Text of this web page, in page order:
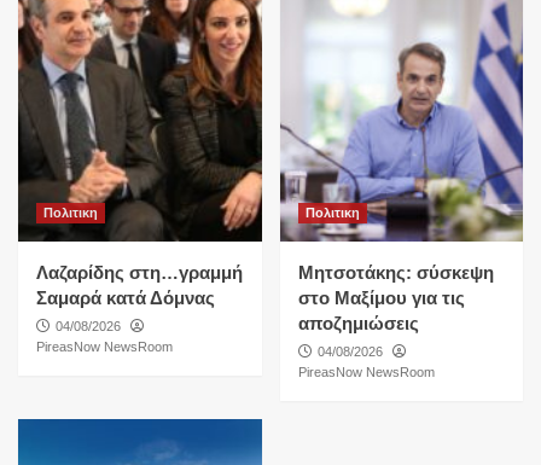
Πολιτικη
Λαζαρίδης στη…γραμμή
Σαμαρά κατά Δόμνας
04/08/2026
PireasNow NewsRoom
Πολιτικη
Μητσοτάκης: σύσκεψη
στο Μαξίμου για τις
αποζημιώσεις
04/08/2026
PireasNow NewsRoom